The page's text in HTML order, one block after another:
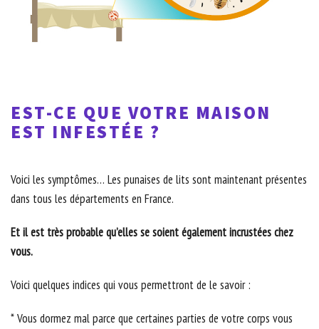
EST-CE QUE VOTRE MAISON
EST INFESTÉE ?
Voici les symptômes… Les punaises de lits sont maintenant présentes
dans tous les départements en France.
Et il est très probable qu’elles se soient également incrustées chez
vous.
Voici quelques indices qui vous permettront de le savoir :
* Vous dormez mal parce que certaines parties de votre corps vous